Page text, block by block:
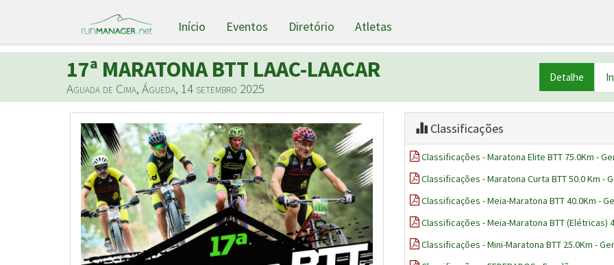
Início Eventos Diretório Atletas
17ª MARATONA BTT LAAC-LAACAR
Aguada de Cima, Águeda, 14 setembro 2025
Detalhe
Classificações
Classificações - Maratona Elite BTT 75.0Km -
Classificações - Maratona Curta BTT 50.0 Km -
Classificações - Meia-Maratona BTT 40.0Km -
Classificações - Meia-Maratona BTT (Elétricas)
Classificações - Mini-Maratona BTT 25.0Km -